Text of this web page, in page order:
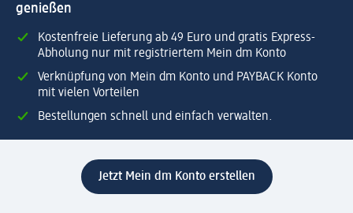
genießen
Kostenfreie Lieferung ab 49 Euro und gratis Express-
Abholung nur mit registriertem Mein dm Konto
Verknüpfung von Mein dm Konto und PAYBACK Konto
mit vielen Vorteilen
Bestellungen schnell und einfach verwalten.
Jetzt Mein dm Konto erstellen